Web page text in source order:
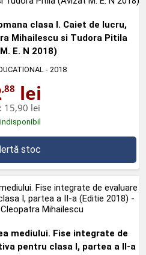
clasa I. Caiet de lucru,
Mihailescu si Tudora Pitila
E. N 2018)
- 2018
,88 lei
15,90 lei
stoc
mediului. Fise integrate de
pentru clasa I, partea a II-a